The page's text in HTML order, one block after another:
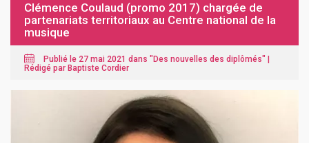
Clémence Coulaud (promo 2017) chargée de
partenariats territoriaux au Centre national de la
musique
Publié le 27 mai 2021 dans "Des nouvelles des diplômés" |
Rédigé par Baptiste Cordier